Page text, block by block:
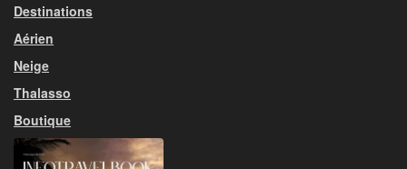
Destinations
Aérien
Neige
Thalasso
Boutique